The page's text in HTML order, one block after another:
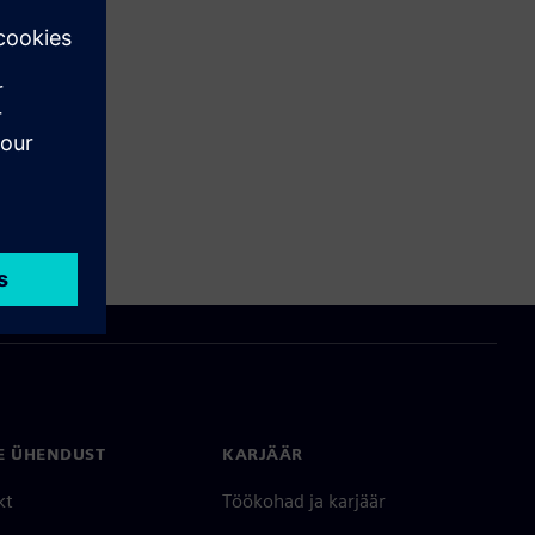
ÜHENDUST KARJÄÄR
Töökohad ja karjäär